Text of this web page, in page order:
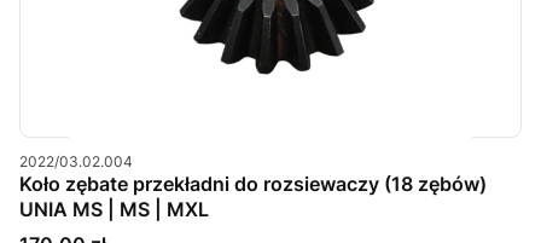
Kod produktu
2022/03.02.004
Koło zębate przekładni do rozsiewaczy (18 zębów)
UNIA MS | MS | MXL